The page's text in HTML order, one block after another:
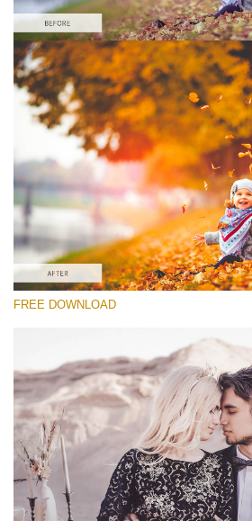
Kérlek, válassz
Lightroom Fall Preset #9
Vintage Love
(60 Lr Presets)
Matte Complete
(130 Lr Presets)
Entire Collection
(2067 Lr Presets)
Ingyenes letöltés
FREE DOWNLOAD